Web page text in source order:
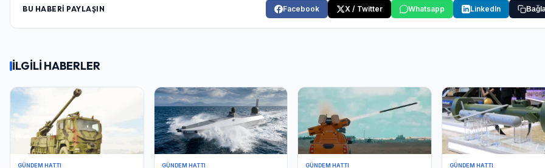
BU HABERİ PAYLAŞIN Facebook X / Twitter Whatsapp LinkedIn
İLGİLİ HABERLER
GÜNDEM HATTI GÜNDEM HATTI GÜNDEM HATTI GÜNDEM HATTI